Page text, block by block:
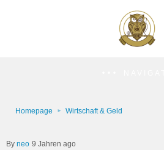
Homepage Wirtschaft & Geld
neo 9 Jahren ago